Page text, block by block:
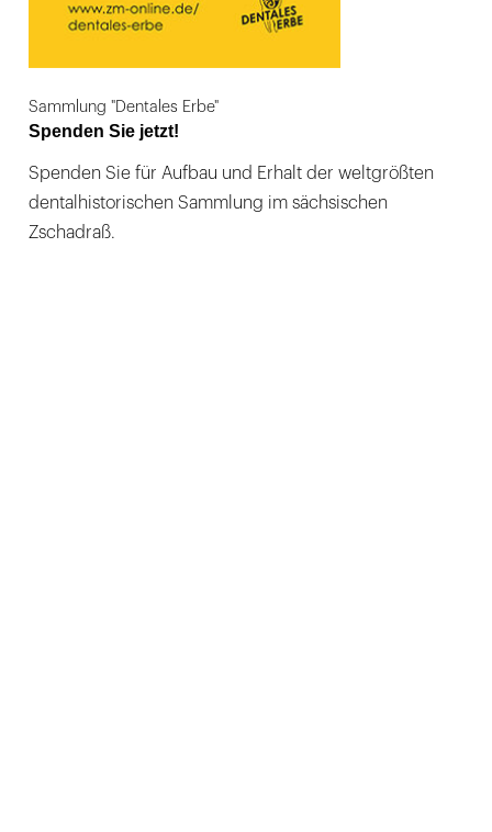
Sammlung "Dentales Erbe"
Spenden Sie jetzt!
Spenden Sie für Aufbau und Erhalt der weltgrößten
dentalhistorischen Sammlung im sächsischen
Zschadraß.